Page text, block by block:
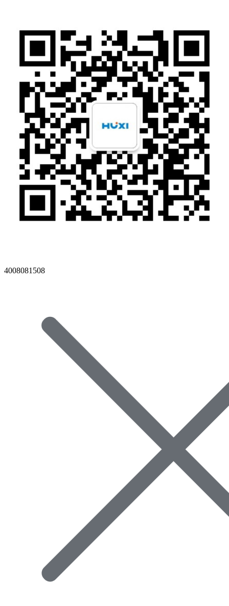
4008081508